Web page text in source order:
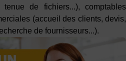
tenue de fichiers...), comptables
(accueil des clients, devis,
de fournisseurs...).